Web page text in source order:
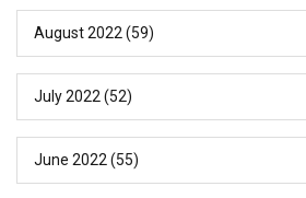
August 2022 (59)
July 2022 (52)
June 2022 (55)